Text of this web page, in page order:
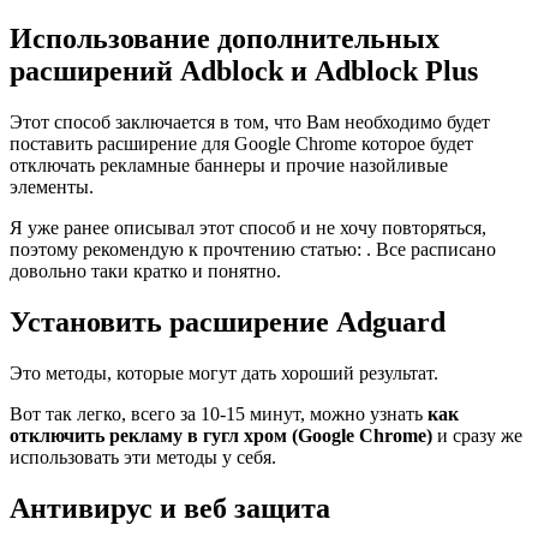
Использование дополнительных
расширений Adblock и Adblock Plus
Этот способ заключается в том, что Вам необходимо будет
поставить расширение для Google Chrome которое будет
отключать рекламные баннеры и прочие назойливые
элементы.
Я уже ранее описывал этот способ и не хочу повторяться,
поэтому рекомендую к прочтению статью: . Все расписано
довольно таки кратко и понятно.
Установить расширение Adguard
Это методы, которые могут дать хороший результат.
Вот так легко, всего за 10-15 минут, можно узнать как
отключить рекламу в гугл хром (Google Chrome) и сразу же
использовать эти методы у себя.
Антивирус и веб защита